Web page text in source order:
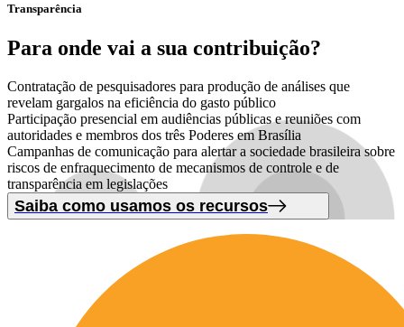
Transparência
Para onde vai a sua contribuição?
Contratação de pesquisadores para produção de análises que
revelam gargalos na eficiência do gasto público
Participação presencial em audiências públicas e reuniões com
autoridades e membros dos três Poderes em Brasília
Campanhas de comunicação para alertar a sociedade brasileira sobre
riscos de enfraquecimento de mecanismos de controle e de
transparência em legislações
Saiba como usamos os recursos